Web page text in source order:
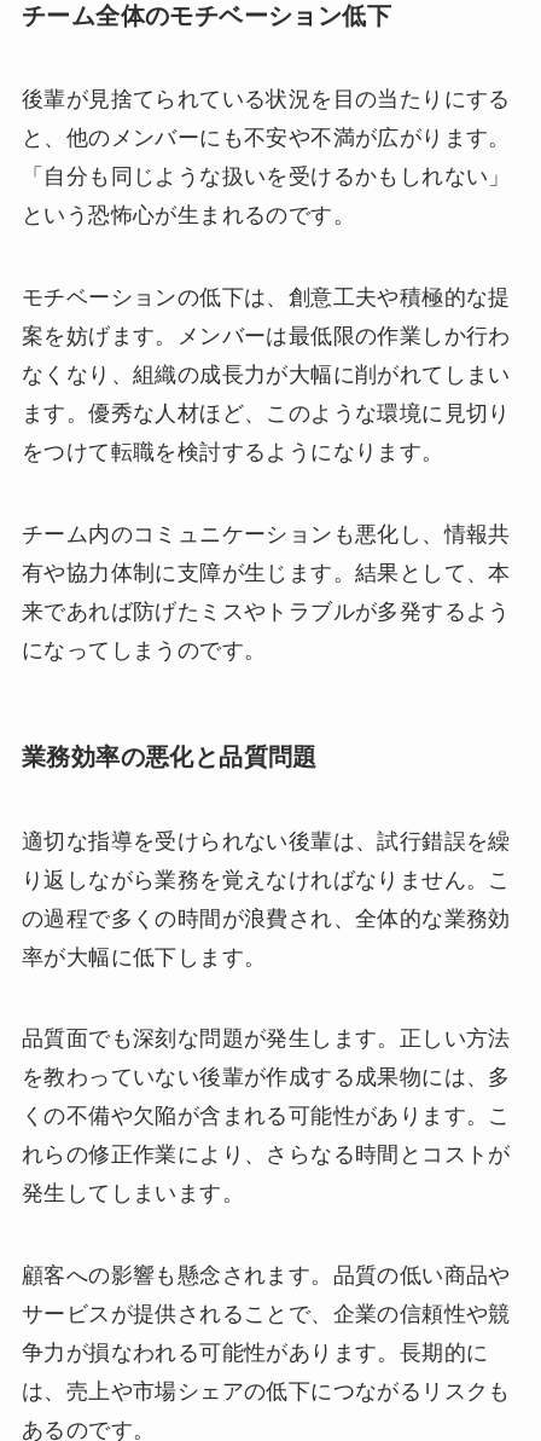
チーム全体のモチベーション低下
後輩が見捨てられている状況を目の当たりにする
と、他のメンバーにも不安や不満が広がります。
「自分も同じような扱いを受けるかもしれない」
という恐怖心が生まれるのです。
モチベーションの低下は、創意工夫や積極的な提
案を妨げます。メンバーは最低限の作業しか行わ
なくなり、組織の成長力が大幅に削がれてしまい
ます。優秀な人材ほど、このような環境に見切り
をつけて転職を検討するようになります。
チーム内のコミュニケーションも悪化し、情報共
有や協力体制に支障が生じます。結果として、本
来であれば防げたミスやトラブルが多発するよう
になってしまうのです。
業務効率の悪化と品質問題
適切な指導を受けられない後輩は、試行錯誤を繰
り返しながら業務を覚えなければなりません。こ
の過程で多くの時間が浪費され、全体的な業務効
率が大幅に低下します。
品質面でも深刻な問題が発生します。正しい方法
を教わっていない後輩が作成する成果物には、多
くの不備や欠陥が含まれる可能性があります。こ
れらの修正作業により、さらなる時間とコストが
発生してしまいます。
顧客への影響も懸念されます。品質の低い商品や
サービスが提供されることで、企業の信頼性や競
争力が損なわれる可能性があります。長期的に
は、売上や市場シェアの低下につながるリスクも
あるのです。